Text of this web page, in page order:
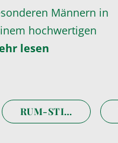
Männern in
hochwertigen
lesen
RUM-STIL